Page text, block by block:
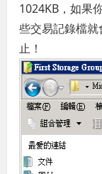
1024KB，如果
些交易記錄檔
止！